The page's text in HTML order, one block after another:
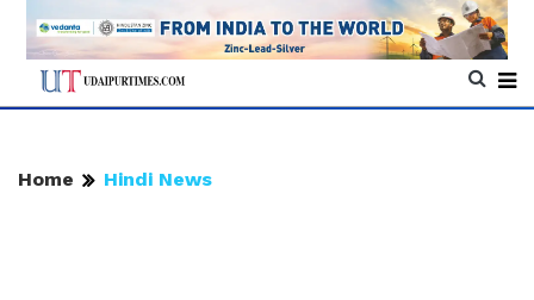
Home Hindi News